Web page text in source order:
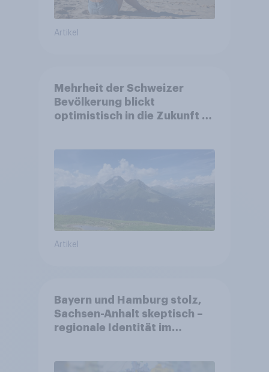
Artikel
Mehrheit der Schweizer
Bevölkerung blickt
optimistisch in die Zukunft –
Altersvorsorge
Artikel
Bayern und Hamburg stolz,
Sachsen-Anhalt skeptisch –
regionale Identität im